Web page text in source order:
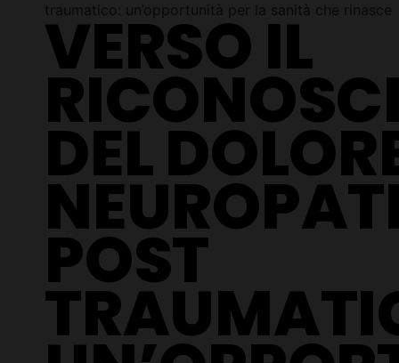
traumatico: un’opportunità per la sanità che rinasce
VERSO IL
DEL
POST